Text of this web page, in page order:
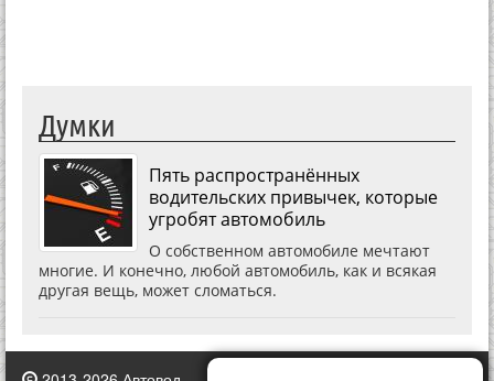
Думки
Пять распространённых
водительских привычек, которые
угробят автомобиль
О собственном автомобиле мечтают
многие. И конечно, любой автомобиль, как и всякая
другая вещь, может сломаться.